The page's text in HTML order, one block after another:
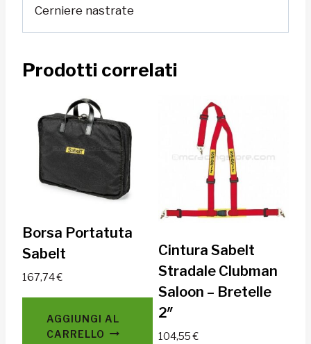
Cerniere nastrate
Prodotti correlati
Borsa Portatuta
Sabelt
167,74€
AGGIUNGI AL
CARRELLO
Cintura Sabelt
Stradale Clubman
Saloon – Bretelle
2″
104,55€